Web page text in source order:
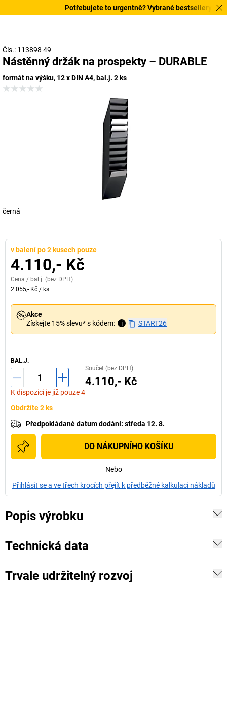
Potřebujete to urgentně? Vybrané bestsellery
Čís.: 113898 49
Nástěnný držák na prospekty – DURABLE
formát na výšku, 12 x DIN A4, bal.j. 2 ks
černá
v balení po 2 kusech pouze
4.110,- Kč
Cena / bal.j. (bez DPH)
2.055,- Kč / ks
Akce
Získejte 15% slevu* s kódem:
i START26
BAL.J.
K dispozici je již pouze 4
Součet (bez DPH)
4.110,- Kč
Obdržíte 2 ks
Předpokládané datum dodání: středa 12. 8.
DO NÁKUPNÍHO KOŠÍKU
Nebo
Přihlásit se a ve třech krocích přejít k předběžné kalkulaci nákladů
Popis výrobku
Technická data
Trvale udržitelný rozvoj